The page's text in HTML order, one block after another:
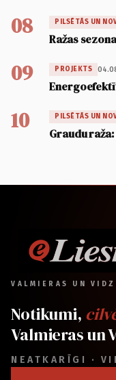
08 PILSĒTĀS UN
Ražas
09 PROJEKTS
10 PILSĒTĀS UN
Graudu
VALMIERAS UN
Notikumi,
Valmieras un
NEATKARĪGI ·